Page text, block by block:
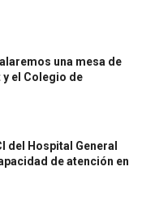
una mesa de
el Colegio de
del Hospital General
de atención en